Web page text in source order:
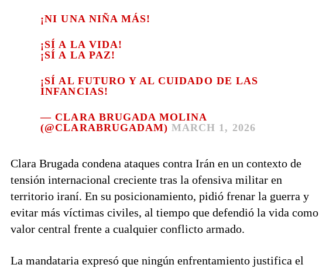
¡NI UNA NIÑA MÁS!
¡SÍ A LA VIDA!
¡SÍ A LA PAZ!
¡SÍ AL FUTURO Y AL CUIDADO DE LAS
INFANCIAS!
— CLARA BRUGADA MOLINA
(@CLARABRUGADAM)MARCH 1, 2026
Clara Brugada condena ataques contra Irán en un contexto de
tensión internacional creciente tras la ofensiva militar en
territorio iraní. En su posicionamiento, pidió frenar la guerra y
evitar más víctimas civiles, al tiempo que defendió la vida como
valor central frente a cualquier conflicto armado.
La mandataria expresó que ningún enfrentamiento justifica el